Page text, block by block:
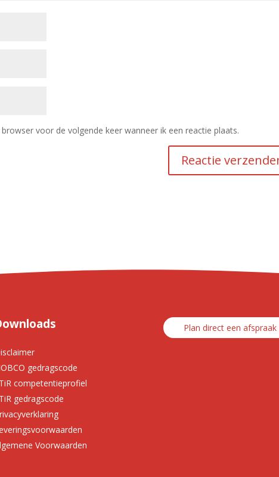
voor de volgende keer wanneer ik een reactie plaats.
gedragscode
competentieprofiel
gedragscode
Voorwaarden
Plan direct een afspraak